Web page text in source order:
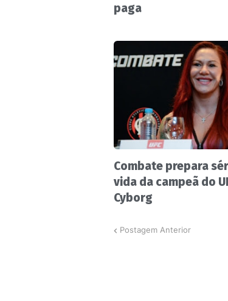
paga
Combate prepara
vida da campeã do
Cyborg
Postagem Anterior